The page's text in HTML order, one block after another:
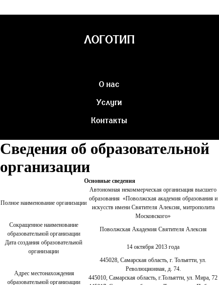
ЛОГОТИП
О нас
Услуги
Контакты
Сведения об образовательной
организации
Основные сведения
Полное наименование организации
Автономная некоммерческая организация высшего
образования «Поволжская академия образования и
искусств имени Святителя Алексия, митрополита
Московского»
Сокращенное наименование
образовательной организации
Поволжская Академия Святителя Алексия
Дата создания образовательной
организации
14 октября 2013 года
Адрес местонахождения
образовательной организации
445028, Самарская область, г. Тольятти, ул.
Революционная, д. 74.
445010, Самарская область, г.Тольятти, ул. Мира, 72